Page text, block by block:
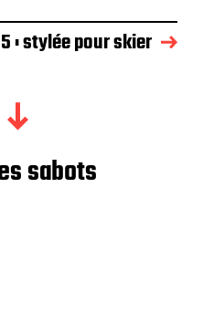
: stylée pour skier
sabots